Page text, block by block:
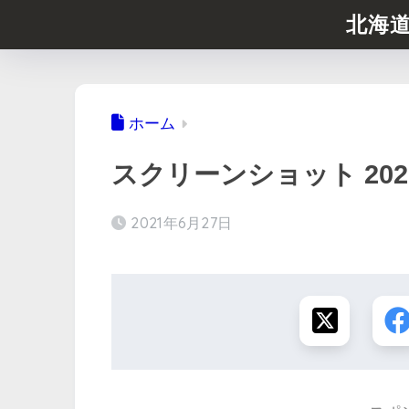
北海
ホーム
スクリーンショット
2021年6月27日